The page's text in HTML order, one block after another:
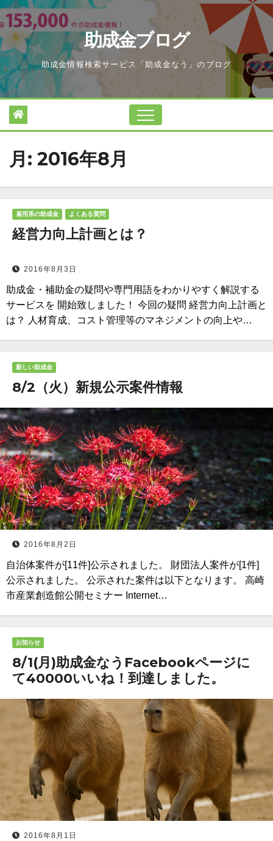
Skip
to
content
助成金ブログ
助成金情報検索サービス「助成金なう」のブログ
月: 2016年8月
雇用系の助成金 よくある質問
経営力向上計画とは？
2016年8月3日
助成金・補助金の疑問や専門用語をわかりやすく解説する
サービスを 開始致しました！ 今回の疑問 経営力向上計画と
は？ 人材育成、コスト管理等のマネジメントの向上や…
新しい助成金
8/2（火）新規公示案件情報
2016年8月2日
自治体案件が[11件]公示されました。 財団法人案件が[1件]
公示されました。 公示された案件は以下となります。 高崎
市産業創造館公開セミナー Internet…
お知らせ
8/1(月)助成金なうFacebookページに
て40000いいね！到達しました。
2016年8月1日